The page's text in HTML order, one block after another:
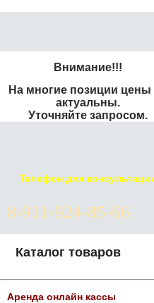
Внимание!!!
На многие позиции цены
актуальны.
Уточняйте запросом.
Телефон для
8-911-924-85-66
Каталог товаров
Аренда онлайн кассы